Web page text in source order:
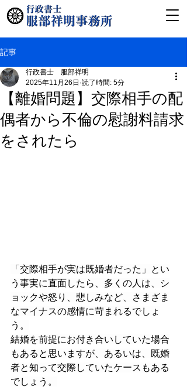
記事
【離婚問題】交際相手の配
偶者から不倫の慰謝料請求
をされたら
行政書士 服部祥明
2025年11月26日 読了時間: 5分
「交際相手が実は既婚者だった」とい
う事実に直面したら、多くの人は、シ
ョックや怒り、悲しみなど、さまざま
なマイナスの感情に苛まれるでしょ
う。
結婚を前提にお付き合いしていた場合
もあると思いますが、あるいは、既婚
者と知って交際していたケースもある
でしょう。